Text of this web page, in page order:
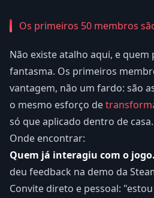
Os primeiros 50 membros
Não existe atalho aqui, e
fantasma. Os primeiros
vantagem, não um fardo: são
o mesmo esforço de
só que aplicado dentro de casa.
Onde encontrar:
Quem já interagiu com o jogo.
deu feedback na demo da
Convite direto e pessoal: